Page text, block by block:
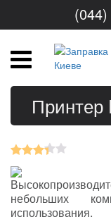
Принтер
небольших
использования.